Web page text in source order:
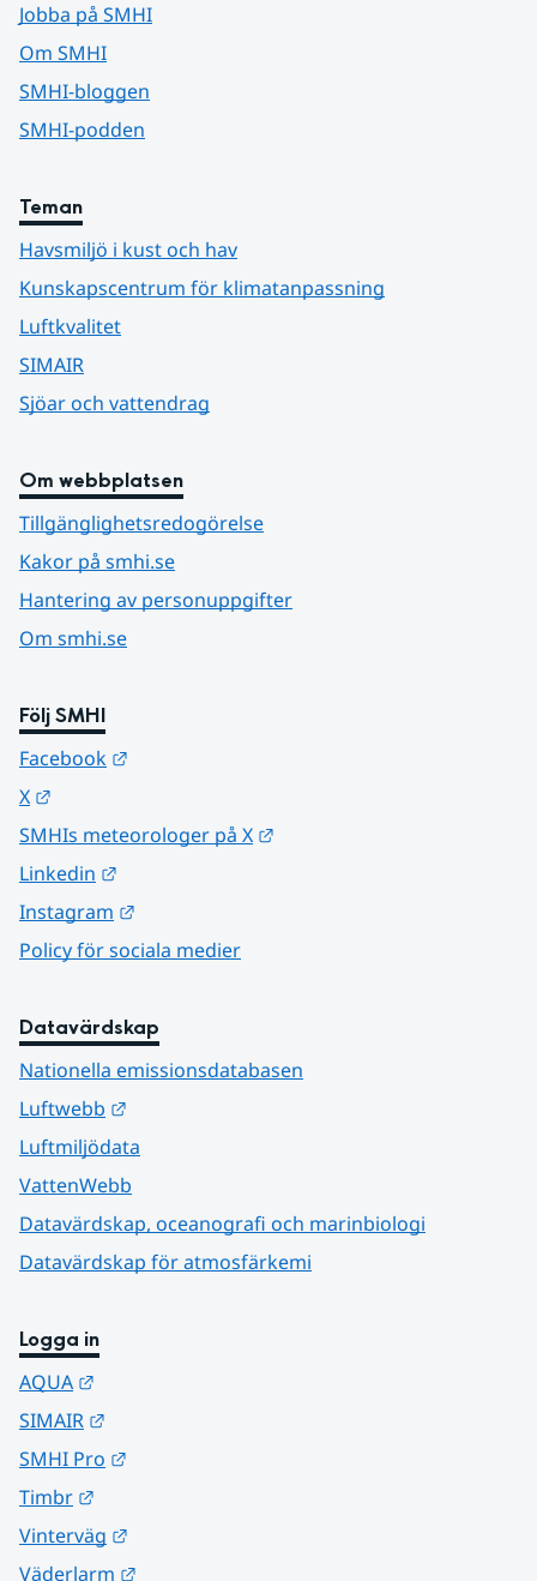
Jobba på SMHI
Om SMHI
SMHI-bloggen
SMHI-podden
Teman
Havsmiljö i kust och hav
Kunskapscentrum för klimatanpassning
Luftkvalitet
SIMAIR
Sjöar och vattendrag
Om webbplatsen
Tillgänglighetsredogörelse
Kakor på smhi.se
Hantering av personuppgifter
Om smhi.se
Följ SMHI
Facebook
X
SMHIs meteorologer på X
Linkedin
Instagram
Policy för sociala medier
Datavärdskap
Nationella emissionsdatabasen
Luftwebb
Luftmiljödata
VattenWebb
Datavärdskap, oceanografi och marinbiologi
Datavärdskap för atmosfärkemi
Logga in
AQUA
SIMAIR
SMHI Pro
Timbr
Vinterväg
Väderlarm